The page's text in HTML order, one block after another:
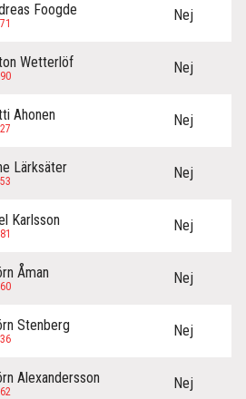
Foogde Nej
Wetterlöf Nej
Ahonen Nej
Lärksäter Nej
Karlsson Nej
Åman Nej
Stenberg Nej
Alexandersson Nej